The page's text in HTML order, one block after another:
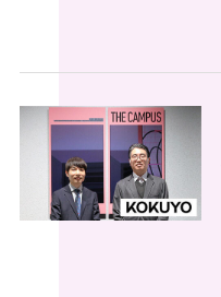
SmartLogger
SmartSESAME
SmartSESAME